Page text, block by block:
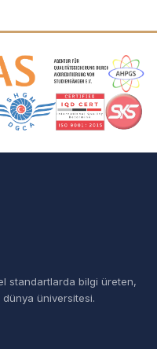
Logoları
standartlarda bilgi üreten,
üniversitesi.